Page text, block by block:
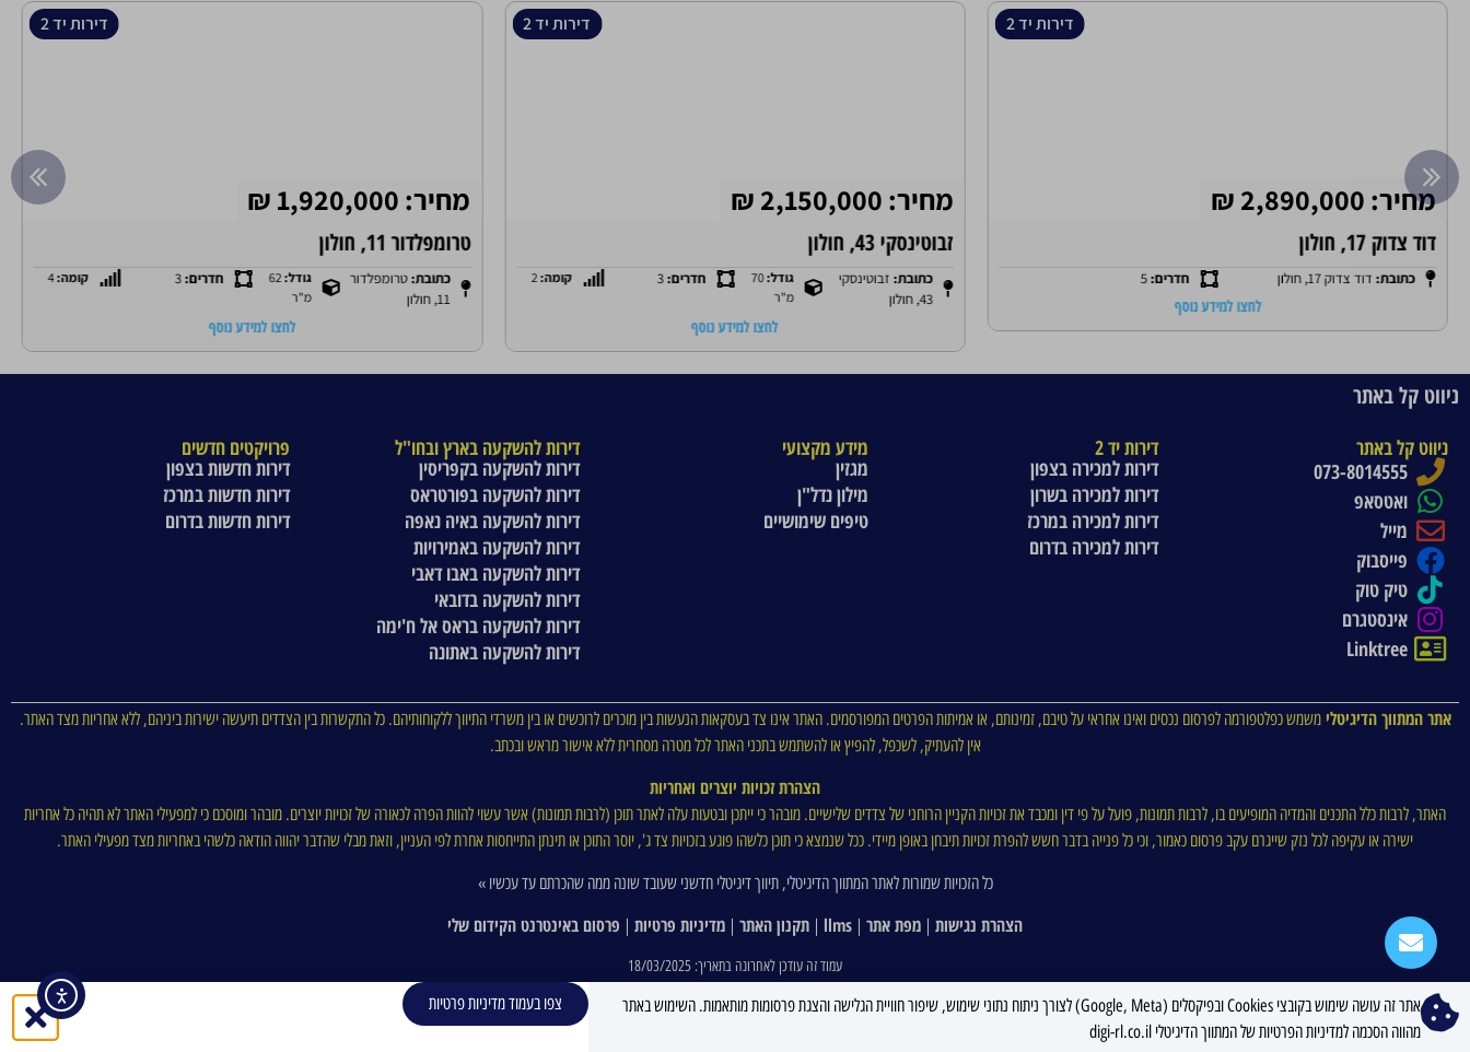
דירות יד 2
מחיר: 2,890,000 ₪
דוד צדוק 17, חולון
כתובת: דוד צדוק 17, חולון חדרים:5
לחצו למידע נוסף
דירות יד 2
מחיר: 2,150,000 ₪
זבוטינסקי 43, חולון
כתובת: זבוטינסקי
43, חולון
גודל:70
מ"ר
חדרים:3 קומה:2
לחצו למידע נוסף
דירות יד 2
מחיר: 1,920,000 ₪
טרומפלדור 11, חולון
כתובת:טרומפלדור
11, חולון
גודל:62
מ"ר
חדרים:3 קומה:4
לחצו למידע נוסף
ניווט קל באתר
ניווט קל באתר
073-8014555
ואטסאפ
מייל
פייסבוק
טיק טוק
אינסטגרם
Linktree
דירות יד 2
דירות למכירה בצפון
דירות למכירה בשרון
דירות למכירה במרכז
דירות למכירה בדרום
מידע מקצועי
מגזין
מילון נדל"ן
טיפים שימושיים
דירות להשקעה בארץ ובחו"ל
דירות להשקעה בקפריסין
דירות להשקעה בפורטראס
דירות להשקעה באיה נאפה
דירות להשקעה באמירויות
דירות להשקעה באבו דאבי
דירות להשקעה בדובאי
דירות להשקעה בראס אל ח'ימה
דירות להשקעה באתונה
פרויקטים חדשים
דירות חדשות בצפון
דירות חדשות במרכז
דירות חדשות בדרום
אתר המתווך הדיגיטלימשמש כפלטפורמה לפרסום נכסים ואינו אחראי על טיבם, זמינותם, או אמיתות הפרטים המפורסמים. האתר אינו צד בעסקאות הנעשות בין מוכרים לרוכשים או בין משרדי התיווך ללקוחותיהם. כל התקשרות בין הצדדים תיעשה ישירות ביניהם, ללא אחריות מצד האתר.
אין להעתיק, לשכפל, להפיץ או להשתמש בתכני האתר לכל מטרה מסחרית ללא אישור מראש ובכתב.
הצהרת זכויות יוצרים ואחריות
האתר, לרבות כלל התכנים והמדיה המופיעים בו, לרבות תמונות, פועל על פי דין ומכבד את זכויות הקניין הרוחני של צדדים שלישיים. מובהר כי ייתכן ובטעות עלה לאתר תוכן (לרבות תמונות) אשר עשוי להוות הפרה לכאורה של זכויות יוצרים. מובהר ומוסכם כי למפעילי האתר לא תהיה כל אחריות
ישירה או עקיפה לכל נזק שייגרם עקב פרסום כאמור, וכי כל פנייה בדבר חשש להפרת זכויות תיבחן באופן מיידי. ככל שנמצא כי תוכן כלשהו פוגע בזכויות צד ג', יוסר התוכן או תינתן התייחסות אחרת לפי העניין, וזאת מבלי שהדבר יהווה הודאה כלשהי באחריות מצד מפעילי האתר.
כל הזכויות שמורות לאתר המתווך הדיגיטלי, תיווך דיגיטלי חדשני שעובד שונה ממה שהכרתם עד עכשיו »
הצהרת נגישות | מפת אתר |
llms
| תקנון האתר | מדיניות פרטיות | פרסום באינטרנט הקידום שלי
עמוד זה עודכן לאחרונה בתאריך: 18/03/2025
למשקיע
אתר זה עושה שימוש בקובצי Cookies ובפיקסלים (Google, Meta) לצורך ניתוח נתוני שימוש, שיפור חוויית הגלישה והצגת פרסומות מותאמות. השימוש באתר
מהווה הסכמה למדיניות הפרטיות של המתווך הדיגיטלי digi-rl.co.il
צפו בעמוד מדיניות פרטיות